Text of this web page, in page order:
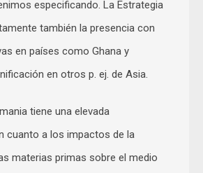
especificando. La Estrategia
también la presencia con
en países como Ghana y
en otros p. ej. de Asia.
tiene una elevada
cuanto a los impactos de la
materias primas sobre el medio